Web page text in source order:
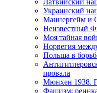
Латвийский
Украинский
Маннергейм и
Неизвестный
Моя тайная
Норвегия
Польша в
провала
Мюнхен 1938.
Фашизм: